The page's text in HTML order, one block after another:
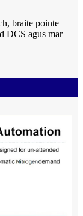
braite pointe
DCS agus mar